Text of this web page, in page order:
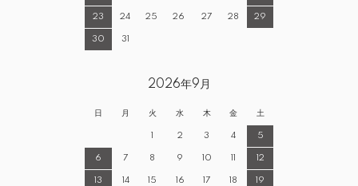
23 24 25 26 27 28 29
30 31
2026年9月
日 月 火 水 木 金 土
1 2 3 4 5
6 7 8 9 10 11 12
13 14 15 16 17 18 19